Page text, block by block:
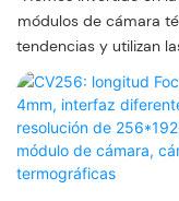
módulos de cámara
tendencias y utilizan